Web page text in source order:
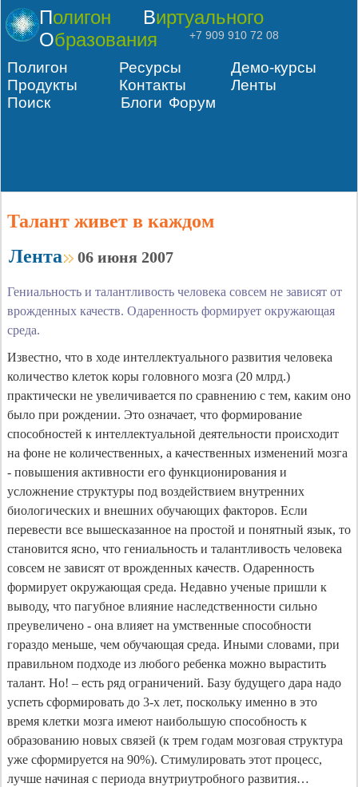
Полигон
Виртуального
Образования
+7 909 910 72 08
Полигон Ресурсы
Демо-курсы
Продукты
Контакты
Ленты
Поиск
Блоги Форум
Талант живет в каждом
Лента
06 июня 2007
Гениальность и талантливость человека совсем не зависят от
врожденных качеств. Одаренность формирует окружающая
среда.
Известно, что в ходе интеллектуального развития человека
количество клеток коры головного мозга (20 млрд.)
практически не увеличивается по сравнению с тем, каким оно
было при рождении. Это означает, что формирование
способностей к интеллектуальной деятельности происходит
на фоне не количественных, а качественных изменений мозга
- повышения активности его функционирования и
усложнение структуры под воздействием внутренних
биологических и внешних обучающих факторов. Если
перевести все вышесказанное на простой и понятный язык, то
становится ясно, что гениальность и талантливость человека
совсем не зависят от врожденных качеств. Одаренность
формирует окружающая среда. Недавно ученые пришли к
выводу, что пагубное влияние наследственности сильно
преувеличено - она влияет на умственные способности
гораздо меньше, чем обучающая среда. Иными словами, при
правильном подходе из любого ребенка можно вырастить
талант. Но! – есть ряд ограничений. Базу будущего дара надо
успеть сформировать до 3-х лет, поскольку именно в это
время клетки мозга имеют наибольшую способность к
образованию новых связей (к трем годам мозговая структура
уже сформируется на 90%). Стимулировать этот процесс,
лучше начиная с периода внутриутробного развития…